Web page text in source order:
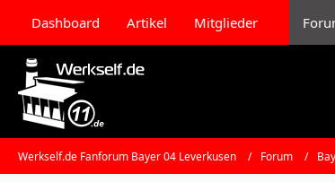
Dashboard Artikel Mitglieder
Werkself.de Fanforum Bayer 04 Leverkusen Forum